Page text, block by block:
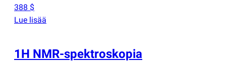
388 $
Lue lisää
1H NMR-spektroskopia